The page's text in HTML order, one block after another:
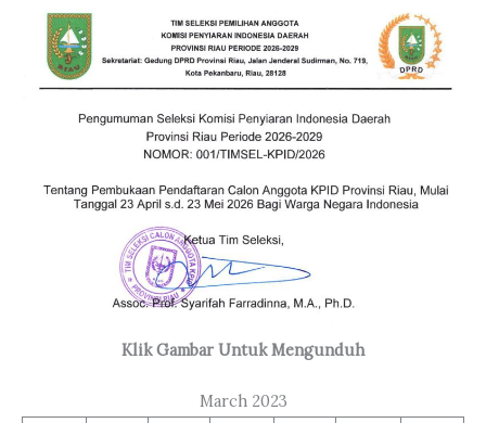
Klik Gambar Untuk Mengunduh
March 2023